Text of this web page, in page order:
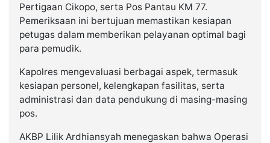
Pertigaan Cikopo, serta Pos Pantau KM 77.
Pemeriksaan ini bertujuan memastikan kesiapan
petugas dalam memberikan pelayanan optimal bagi
para pemudik.
Kapolres mengevaluasi berbagai aspek, termasuk
kesiapan personel, kelengkapan fasilitas, serta
administrasi dan data pendukung di masing-masing
pos.
AKBP Lilik Ardhiansyah menegaskan bahwa Operasi